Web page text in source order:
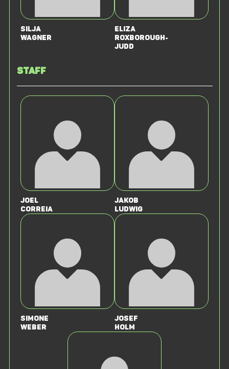
Silja
Wagner
Eliza
Roxborough-
Judd
Staff
Joel
Correia
Jakob
Ludwig
Simone
Weber
Josef
Holm